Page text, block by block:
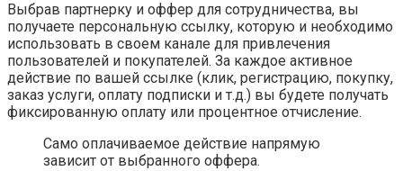
Выбрав партнерку и оффер для сотрудничества, вы
получаете персональную ссылку, которую и необходимо
использовать в своем канале для привлечения
пользователей и покупателей. За каждое активное
действие по вашей ссылке (клик, регистрацию, покупку,
заказ услуги, оплату подписки и т.д.) вы будете получать
фиксированную оплату или процентное отчисление.
Само оплачиваемое действие напрямую
зависит от выбранного оффера.